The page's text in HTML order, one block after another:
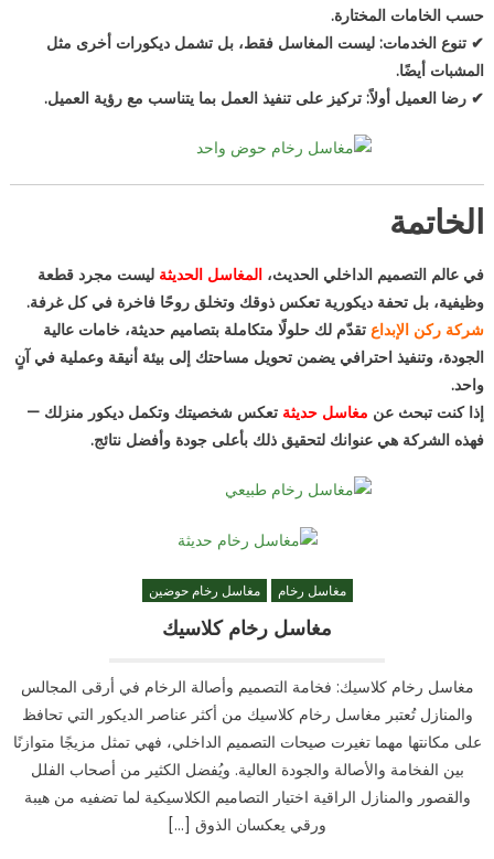
حسب الخامات المختارة.
✔ تنوع الخدمات: ليست المغاسل فقط، بل تشمل ديكورات أخرى مثل
المشبات أيضًا.
✔ رضا العميل أولاً: تركيز على تنفيذ العمل بما يتناسب مع رؤية العميل.
الخاتمة
في عالم التصميم الداخلي الحديث، المغاسل الحديثة ليست مجرد قطعة
وظيفية، بل تحفة ديكورية تعكس ذوقك وتخلق روحًا فاخرة في كل غرفة.
شركة ركن الإبداعتقدّم لك حلولًا متكاملة بتصاميم حديثة، خامات عالية
الجودة، وتنفيذ احترافي يضمن تحويل مساحتك إلى بيئة أنيقة وعملية في آنٍ
واحد.
إذا كنت تبحث عن مغاسل حديثة تعكس شخصيتك وتكمل ديكور منزلك —
فهذه الشركة هي عنوانك لتحقيق ذلك بأعلى جودة وأفضل نتائج.
مغاسل رخام مغاسل رخام حوضين
مغاسل رخام كلاسيك
مغاسل رخام كلاسيك: فخامة التصميم وأصالة الرخام في أرقى المجالس
والمنازل تُعتبر مغاسل رخام كلاسيك من أكثر عناصر الديكور التي تحافظ
على مكانتها مهما تغيرت صيحات التصميم الداخلي، فهي تمثل مزيجًا متوازنًا
بين الفخامة والأصالة والجودة العالية. ويُفضل الكثير من أصحاب الفلل
والقصور والمنازل الراقية اختيار التصاميم الكلاسيكية لما تضفيه من هيبة
ورقي يعكسان الذوق […]